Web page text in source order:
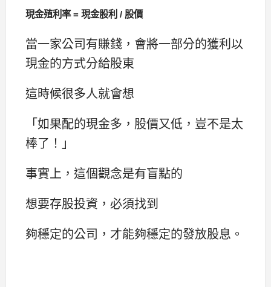
現金殖利率 = 現金股利 / 股價
當一家公司有賺錢，會將一部分的獲利以
現金的方式分給股東
這時候很多人就會想
「如果配的現金多，股價又低，豈不是太
棒了！」
事實上，這個觀念是有盲點的
想要存股投資，必須找到
夠穩定的公司，才能夠穩定的發放股息。